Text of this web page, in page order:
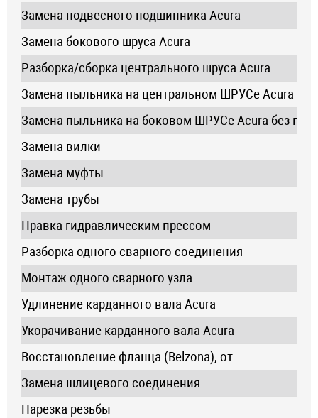
Замена подвесного подшипника Acura
Замена бокового шруса Acura
Разборка/сборка центрального шруса Acura
Замена пыльника на центральном ШРУСе Acura с
Замена пыльника на боковом ШРУСе Acura без
Замена вилки
Замена муфты
Замена трубы
Правка гидравлическим прессом
Разборка одного сварного соединения
Монтаж одного сварного узла
Удлинение карданного вала Acura
Укорачивание карданного вала Acura
Восстановление фланца (Belzona), от
Замена шлицевого соединения
Нарезка резьбы